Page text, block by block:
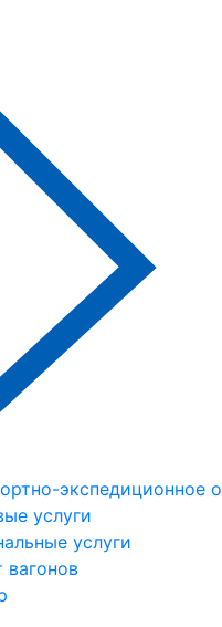
экспедиционное
услуги
услуги
вагонов